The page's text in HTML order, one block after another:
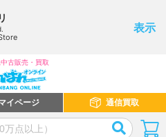
表示
古販売・買取
イページ 通信買取